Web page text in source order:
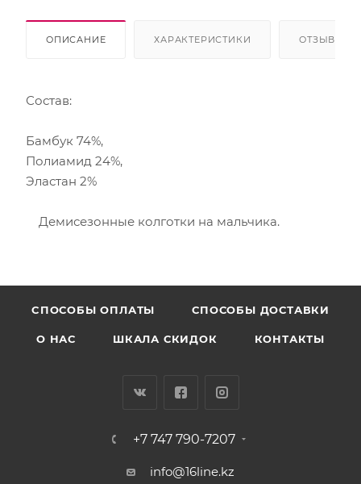
ОПИСАНИЕ ХАРАКТЕРИСТИКИ ОТЗЫВЫ
Состав:
Бамбук 74%,
Полиамид 24%,
Эластан 2%
Демисезонные колготки на мальчика.
CПОСОБЫ ОПЛАТЫ СПОСОБЫ ДОСТАВКИ
О НАС ШКАЛА СКИДОК КОНТАКТЫ
+7 747 790-7207
info@16line.kz